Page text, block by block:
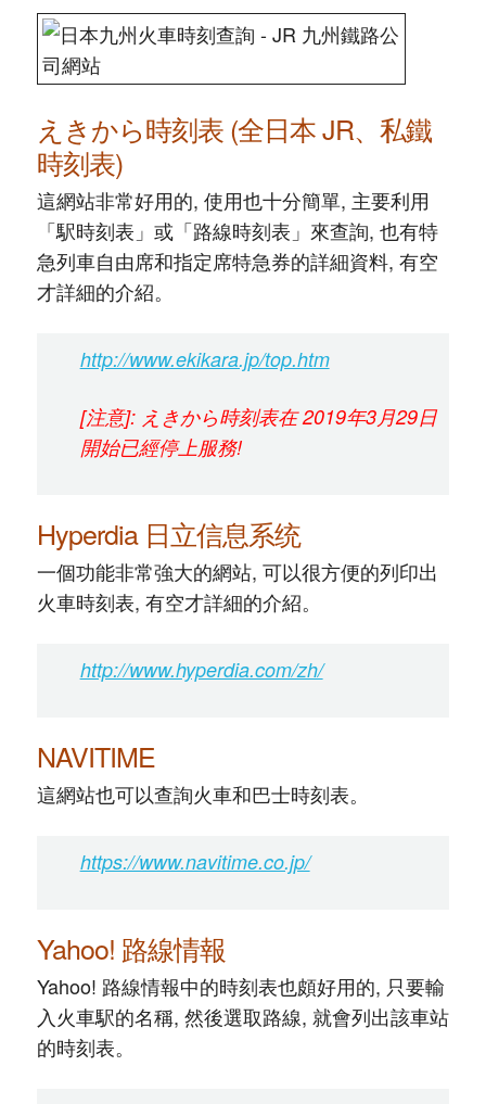
えきから時刻表 (全日本 JR、私鐵
時刻表)
這網站非常好用的, 使用也十分簡單, 主要利用
「駅時刻表」或「路線時刻表」來查詢, 也有特
急列車自由席和指定席特急券的詳細資料, 有空
才詳細的介紹。
http://www.ekikara.jp/top.htm
[注意]: えきから時刻表在 2019年3月29日
開始已經停上服務!
Hyperdia 日立信息系统
一個功能非常強大的網站, 可以很方便的列印出
火車時刻表, 有空才詳細的介紹。
http://www.hyperdia.com/zh/
NAVITIME
這網站也可以查詢火車和巴士時刻表。
https://www.navitime.co.jp/
Yahoo! 路線情報
Yahoo! 路線情報中的時刻表也頗好用的, 只要輸
入火車駅的名稱, 然後選取路線, 就會列出該車站
的時刻表。